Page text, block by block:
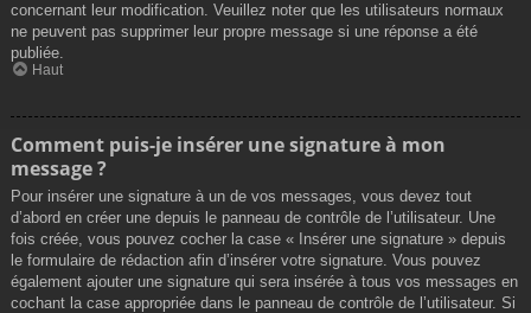
concernant leur modification. Veuillez noter que les utilisateurs normaux
ne peuvent pas supprimer leur propre message si une réponse a été
publiée.
Haut
Comment puis-je insérer une signature à mon
message ?
Pour insérer une signature à un de vos messages, vous devez tout
d’abord en créer une depuis le panneau de contrôle de l’utilisateur. Une
fois créée, vous pouvez cocher la case « Insérer une signature » depuis
le formulaire de rédaction afin d’insérer votre signature. Vous pouvez
également ajouter une signature qui sera insérée à tous vos messages en
cochant la case appropriée dans le panneau de contrôle de l’utilisateur. Si